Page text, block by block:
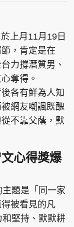
東Touch
星島日報
Standard
JobMarket
上月11月19日
，肯定是在
力撐潛質男、
奪得。
各有鮮為人知
網友嘲諷既醜
不靠父蔭，默
心得獎爆
題是「同一家
被看見的凡
堅持、默默耕